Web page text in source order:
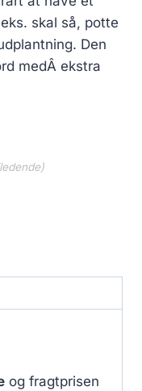
skal så, potte
Den
medÂ ekstra
og fragtprisen